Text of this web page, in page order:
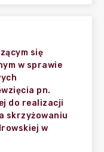
się
w sprawie
pn.
do realizacji
skrzyżowaniu
w